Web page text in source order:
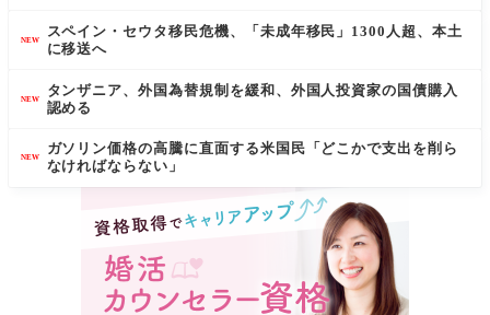
NEW
スペイン・セウタ移民危機、「未成年移民」1300人超、本土
に移送へ
NEW
タンザニア、外国為替規制を緩和、外国人投資家の国債購入
認める
NEW
ガソリン価格の高騰に直面する米国民「どこかで支出を削ら
なければならない」